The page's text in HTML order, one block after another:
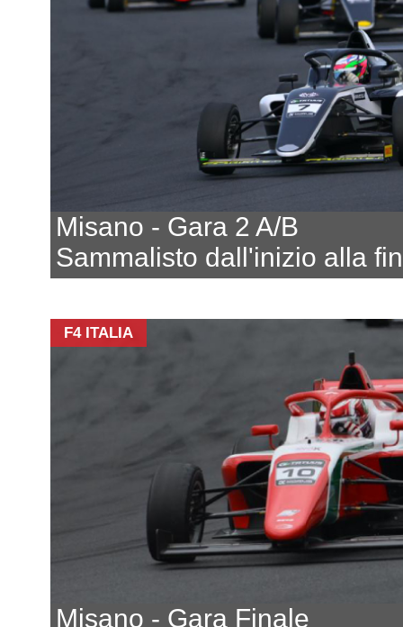
Misano - Gara 2 A/B
Sammalisto dall'inizio alla
F4 ITALIA
Misano - Gara Finale